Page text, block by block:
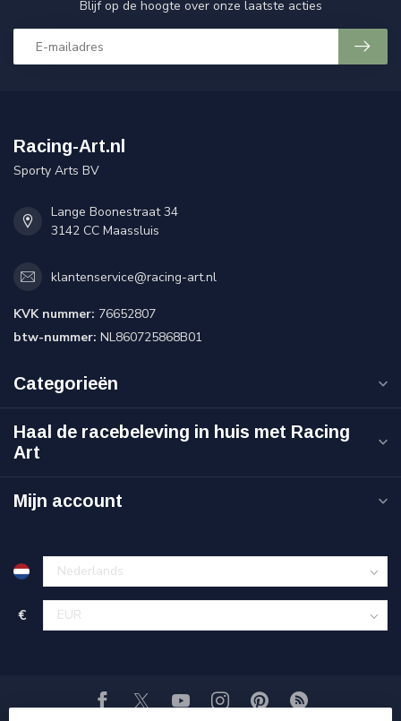
Blijf op de hoogte over onze laatste acties
Racing-Art.nl
Sporty Arts BV
Lange Boonestraat 34
3142 CC Maassluis
klantenservice@racing-art.nl
KVK nummer: 76652807
btw-nummer: NL860725868B01
Categorieën
Haal de racebeleving in huis met Racing
Art
Mijn account
€